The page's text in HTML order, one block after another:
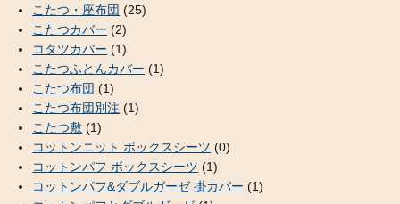
こたつ・座布団 (25)
こたつカバー (2)
コタツカバー (1)
こたつふとんカバー (1)
こたつ布団 (1)
こたつ布団別注 (1)
こたつ敷 (1)
コットンニット ボックスシーツ (0)
コットンパフ ボックスシーツ (1)
コットンパフ&ダブルガーゼ 掛カバー (1)